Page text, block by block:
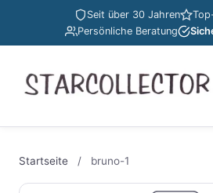
Seit über 30 Jahren
Persönliche Beratung
Startseite / bruno-1